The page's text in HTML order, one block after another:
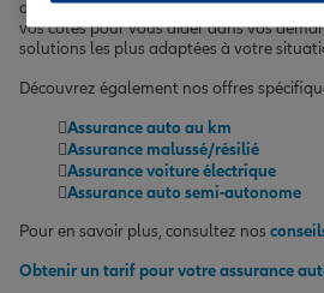
accompagnement personnalisé en cas
vos côtés pour vous aider dans vos
solutions les plus adaptées à votre
Découvrez également nos offres
Assurance auto au km
Assurance malussé/résilié
Assurance voiture électrique
Assurance auto semi-autonome
Pour en savoir plus, consultez nos
Obtenir un tarif pour votre assurance